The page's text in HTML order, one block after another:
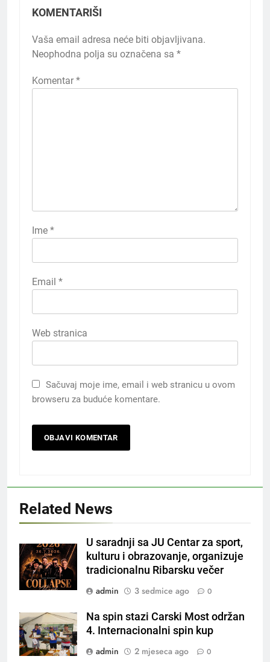
KOMENTARIŠI
Vaša email adresa neće biti objavljivana.
Neophodna polja su označena sa *
Komentar *
Ime *
Email *
Web stranica
Sačuvaj moje ime, email i web stranicu u ovom
browseru za buduće komentare.
Related News
U saradnji sa JU Centar za sport,
kulturu i obrazovanje, organizuje
tradicionalnu Ribarsku večer
admin
3 sedmice ago 0
Na spin stazi Carski Most održan
4. Internacionalni spin kup
admin
2 mjeseca ago 0